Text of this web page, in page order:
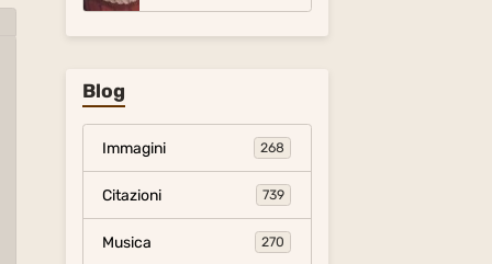
Blog
Immagini 268
Citazioni 739
Musica 270